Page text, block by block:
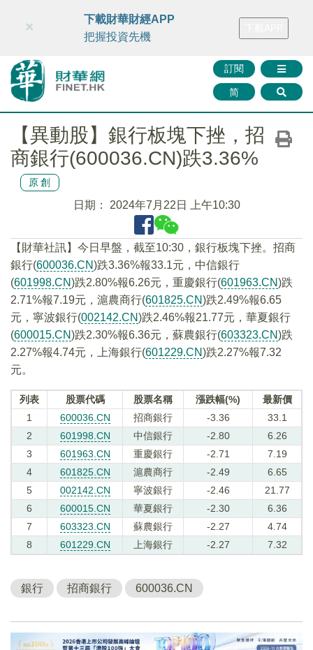
財華智庫網 FINTV FINMETA 財華證券 媒體矩陣
訂閱
简
×
下載財華財經APP
把握投資先機
【異動股】銀行板塊下挫，招
商銀行(600036.CN)跌3.36%
原創
日期： 2024年7月22日 上午10:30
【財華社訊】今日早盤，截至10:30，銀行板塊下挫。招商
銀行(600036.CN)跌3.36%報33.1元，中信銀行
(601998.CN)跌2.80%報6.26元，重慶銀行(601963.CN)跌
2.71%報7.19元，滬農商行(601825.CN)跌2.49%報6.65
元，寧波銀行(002142.CN)跌2.46%報21.77元，華夏銀行
(600015.CN)跌2.30%報6.36元，蘇農銀行(603323.CN)跌
2.27%報4.74元，上海銀行(601229.CN)跌2.27%報7.32
元。
列表 股票代碼 股票名稱 漲跌幅(%)
最新價
1
600036.CN 招商銀行 -3.36
33.1
2
601998.CN 中信銀行 -2.80
6.26
3
601963.CN 重慶銀行 -2.71
7.19
4
601825.CN 滬農商行 -2.49
6.65
5
002142.CN 寧波銀行 -2.46
21.77
6
600015.CN 華夏銀行 -2.30
6.36
7
603323.CN 蘇農銀行 -2.27
4.74
8
601229.CN 上海銀行 -2.27 7.32
銀行 招商銀行 600036.CN